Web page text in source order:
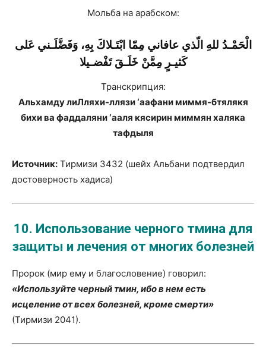
Мольба на арабском:
الْحَمْـدُ للهِ الّذي عافاني مِمّا ابْتَـلاكَ بِهِ، وَفَضَّلَـني عَلى
كَثيـرٍ مِمَّنْ خَلَـقَ تَفْضـيلا
Транскрипция:
Альхамду лиЛляхи-ллязи ‘аафани миммя-бтялякя
бихи ва фаддаляни ‘ааля кясирин миммян халяка
тафдыля
Источник: Тирмизи 3432 (шейх Альбани подтвердил
достоверность хадиса)
10. Использование черного тмина для
защиты и лечения от многих болезней
Пророк (мир ему и благословение) говорил:
«Используйте черный тмин, ибо в нем есть
исцеление от всех болезней, кроме смерти»
(Тирмизи 2041).